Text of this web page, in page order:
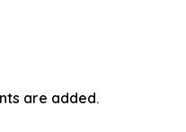
are added.